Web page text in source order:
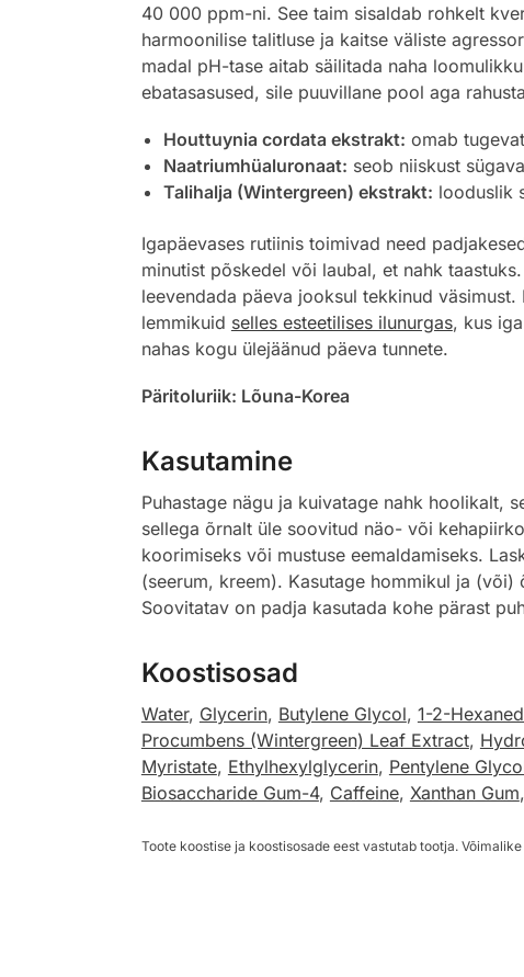
40 000 ppm-ni. See taim sisaldab rohkelt
harmoonilise talitluse ja kaitse väliste
madal pH-tase aitab säilitada naha
ebatasasused, sile puuvillane pool aga
Houttuynia cordata ekstrakt: omab
Naatriumhüaluronaat: seob niiskust
Talihalja (Wintergreen) ekstrakt: looduslik
Igapäevases rutiinis toimivad need
minutist põskedel või laubal, et nahk
leevendada päeva jooksul tekkinud
lemmikuid selles esteetilises ilunurgas, kus
nahas kogu ülejäänud päeva tunnete.
Päritoluriik: Lõuna-Korea
Kasutamine
Puhastage nägu ja kuivatage nahk hoolikalt,
sellega õrnalt üle soovitud näo- või
koorimiseks või mustuse eemaldamiseks.
(seerum, kreem). Kasutage hommikul ja
Soovitatav on padja kasutada kohe pärast
Koostisosad
Water, Glycerin, Butylene Glycol, 1-2-
Procumbens (Wintergreen) Leaf Extract,
Myristate, Ethylhexylglycerin, Pentylene
Biosaccharide Gum-4, Caffeine, Xanthan Gum,
Toote koostise ja koostisosade eest vastutab tootja.